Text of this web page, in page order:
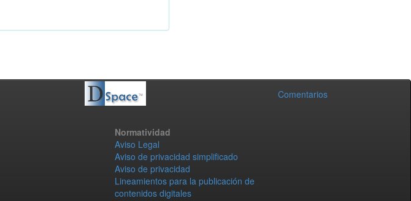
Comentarios
Normatividad
Aviso Legal
Aviso de privacidad simplificado
Aviso de privacidad
Lineamientos para la publicación de
contenidos digitales